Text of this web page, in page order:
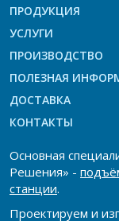
ПРОДУКЦИЯ
УСЛУГИ
ПРОИЗВОДСТВО
ПОЛЕЗНАЯ
ДОСТАВКА
КОНТАКТЫ
Основная
Решения» -
станции.
Проектируем и